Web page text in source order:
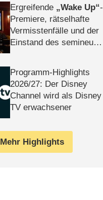
Ergreifende Wake Up -
Premiere, rätselhafte
Vermisstenfälle und der
Einstand des semineuen
Programm-Highlights
2026/​27: Der Disney
Channel wird als Disney
TV erwachsener
Mehr Highlights